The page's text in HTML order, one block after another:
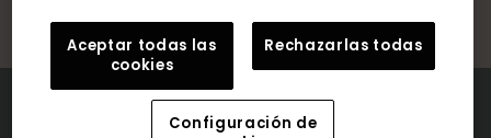
©2026 Innovation Auto – BAIC. Todos los derechos
reservados.
Aceptar todas las
cookies
Rechazarlas todas
Configuración de